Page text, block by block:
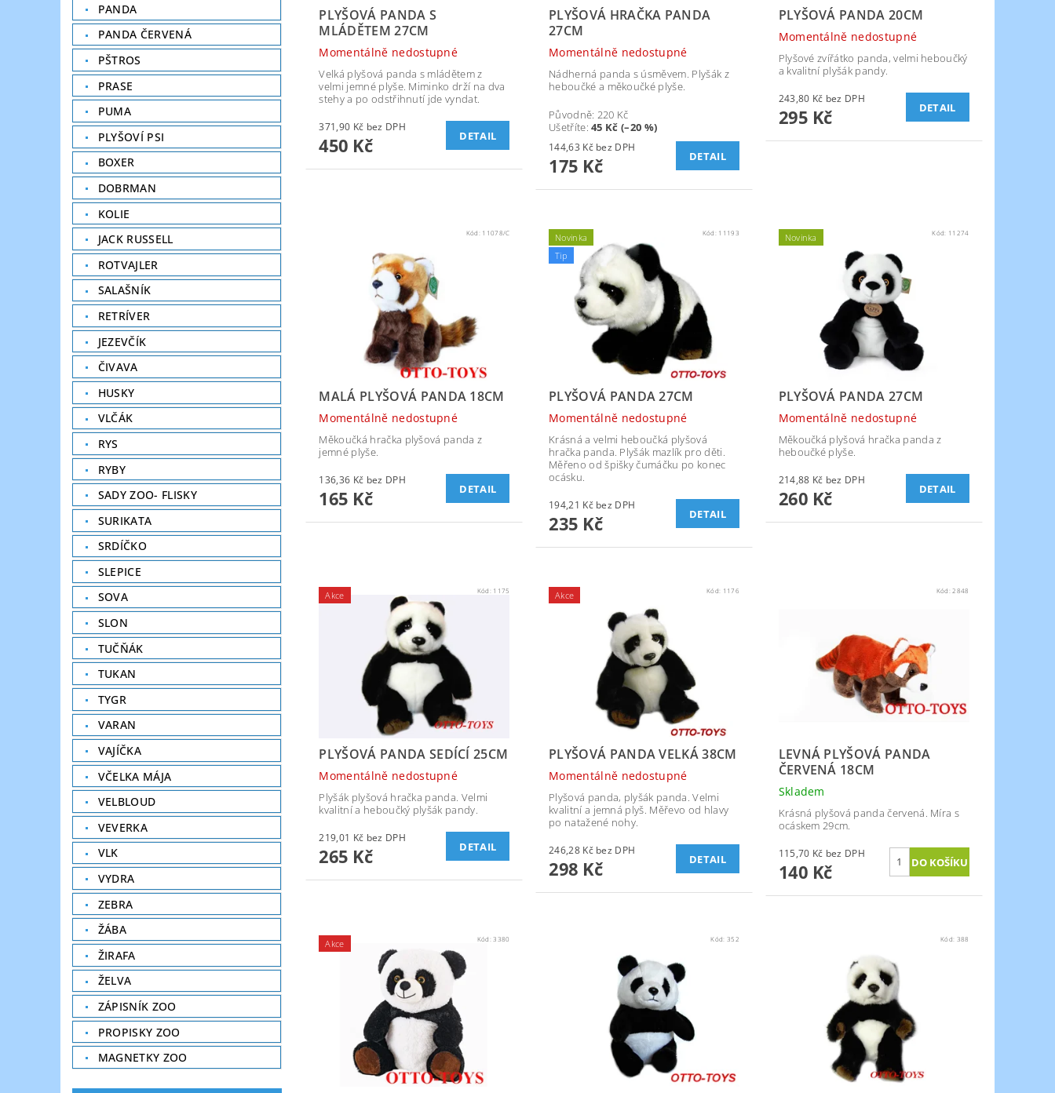
PANDA
PANDA ČERVENÁ
PŠTROS
PRASE
PUMA
PLYŠOVÍ PSI
BOXER
DOBRMAN
KOLIE
JACK RUSSELL
ROTVAJLER
SALAŠNÍK
RETRÍVER
JEZEVČÍK
ČIVAVA
HUSKY
VLČÁK
RYS
RYBY
SADY ZOO- FLISKY
SURIKATA
SRDÍČKO
SLEPICE
SOVA
SLON
TUČŇÁK
TUKAN
TYGR
VARAN
VAJÍČKA
VČELKA MÁJA
VELBLOUD
VEVERKA
VLK
VYDRA
ZEBRA
ŽÁBA
ŽIRAFA
ŽELVA
ZÁPISNÍK ZOO
PROPISKY ZOO
MAGNETKY ZOO
PLYŠOVÁ PANDA S
MLÁDĚTEM 27CM
Momentálně nedostupné
Velká plyšová panda s mládětem z
velmi jemné plyše. Miminko drží na dva
stehy a po odstřihnutí jde vyndat.
371,90 Kč bez DPH
450 Kč DETAIL
PLYŠOVÁ HRAČKA PANDA
27CM
Momentálně nedostupné
Nádherná panda s úsměvem. Plyšák z
heboučké a měkoučké plyše.
Původně: 220 Kč
Ušetříte:45 Kč (–20 %)
144,63 Kč bez DPH
175 Kč DETAIL
PLYŠOVÁ PANDA 20CM
Momentálně nedostupné
Plyšové zvířátko panda, velmi heboučký
a kvalitní plyšák pandy.
243,80 Kč bez DPH
295 Kč DETAIL
Kód: 11078/C
MALÁ PLYŠOVÁ PANDA 18CM
Momentálně nedostupné
Měkoučká hračka plyšová panda z
jemné plyše.
136,36 Kč bez DPH
165 Kč DETAIL
Novinka
Tip
Kód: 11193
PLYŠOVÁ PANDA 27CM
Momentálně nedostupné
Krásná a velmi heboučká plyšová
hračka panda. Plyšák mazlík pro děti.
Měřeno od špišky čumáčku po konec
ocásku.
194,21 Kč bez DPH
235 Kč DETAIL
Novinka Kód: 11274
PLYŠOVÁ PANDA 27CM
Momentálně nedostupné
Měkoučká plyšová hračka panda z
heboučké plyše.
214,88 Kč bez DPH
260 Kč DETAIL
Akce Kód: 1175
PLYŠOVÁ PANDA SEDÍCÍ 25CM
Momentálně nedostupné
Plyšák plyšová hračka panda. Velmi
kvalitní a heboučký plyšák pandy.
219,01 Kč bez DPH
265 Kč DETAIL
Akce Kód: 1176
PLYŠOVÁ PANDA VELKÁ 38CM
Momentálně nedostupné
Plyšová panda, plyšák panda. Velmi
kvalitní a jemná plyš. Měřevo od hlavy
po natažené nohy.
246,28 Kč bez DPH
298 Kč DETAIL
Kód:2848
LEVNÁ PLYŠOVÁ PANDA
ČERVENÁ 18CM
Skladem
Krásná plyšová panda červená. Míra s
ocáskem 29cm.
115,70 Kč bez DPH
140 Kč
Akce Kód:3380 Kód:352 Kód: 388